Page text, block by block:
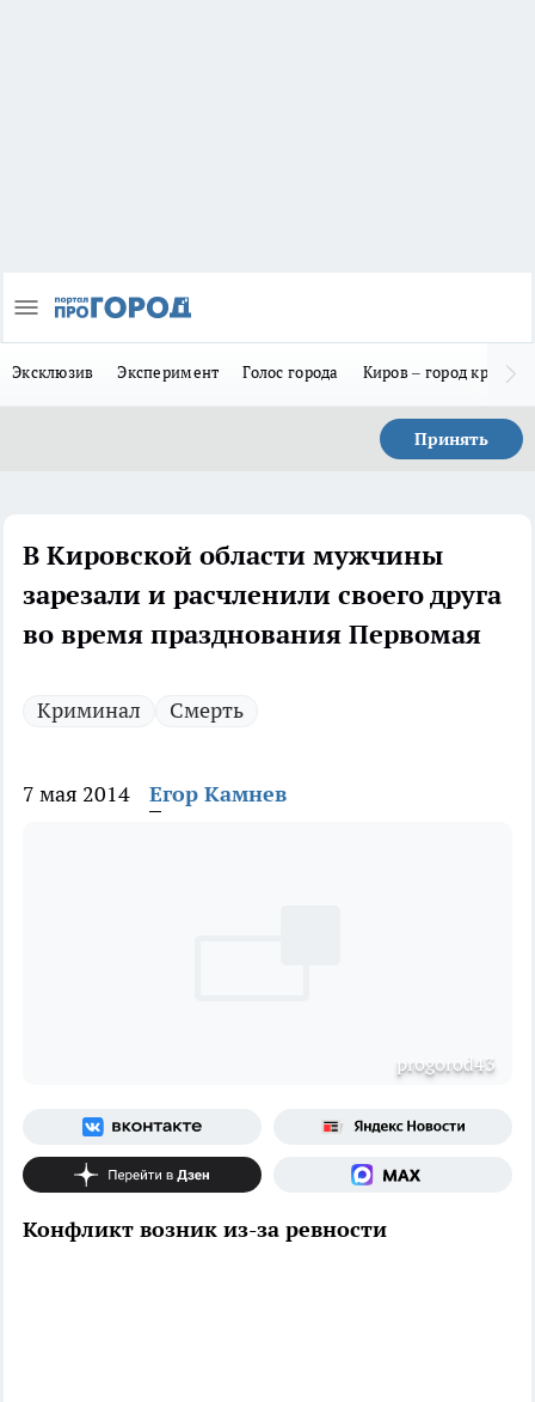
Эксклюзив Эксперимент Голос города Киров – город
Принять
В Кировской области мужчины
зарезали и расчленили своего друга
во время празднования Первомая
Криминал Смерть
7 мая 2014 Егор Камнев
progorod43
Конфликт возник из-за ревности